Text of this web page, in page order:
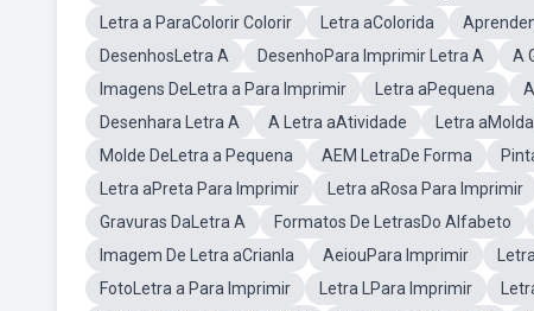
Letra a ParaColorir Colorir
Letra aColorida
DesenhosLetra A
DesenhoPara Imprimir Letra A A
Imagens DeLetra a Para Imprimir
Letra aPequena
Desenhara Letra A
A Letra aAtividade Letra aMolda
Molde DeLetra a Pequena
AEM LetraDe Forma
Letra aPreta Para Imprimir
Letra aRosa Para Imprimir
Gravuras DaLetra A
Formatos De LetrasDo Alfabeto
Imagem De Letra aCrianla
AeiouPara Imprimir
FotoLetra a Para Imprimir
Letra LPara Imprimir